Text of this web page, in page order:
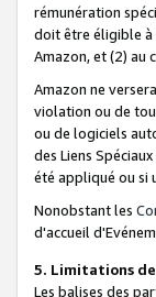
rémunération
doit être éligible à
Amazon, et (2) au
Amazon ne
violation ou de
ou de logiciels
des Liens
été appliqué ou si
Nonobstant les
d'accueil
5. Limitations
Les balises des